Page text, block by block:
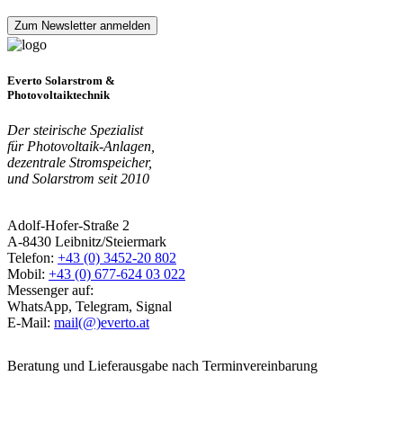
Everto Solarstrom &
Photovoltaiktechnik
Der steirische Spezialist
für Photovoltaik-Anlagen,
dezentrale Stromspeicher,
und Solarstrom seit 2010
Adolf-Hofer-Straße 2
A-8430 Leibnitz/Steiermark
Telefon: +43 (0) 3452-20 802
Mobil: +43 (0) 677-624 03 022
Messenger auf:
WhatsApp, Telegram, Signal
E-Mail: mail(@)everto.at
Beratung und Lieferausgabe nach Terminvereinbarung